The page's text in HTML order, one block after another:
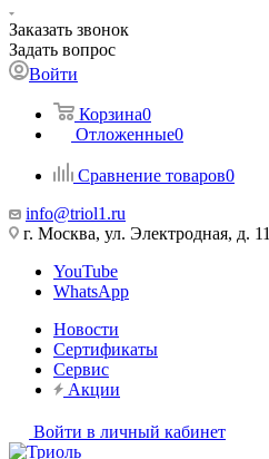
Заказать звонок
Задать вопрос
Войти
Корзина0
Отложенные0
Сравнение товаров0
info@triol1.ru
г. Москва, ул. Электродная, д. 11
YouTube
WhatsApp
Новости
Сертификаты
Сервис
Акции
Войти в личный кабинет